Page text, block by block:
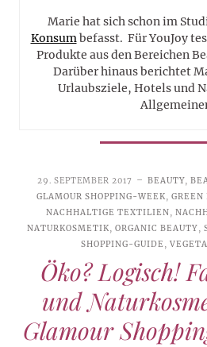
Marie hat sich schon im
Konsumbefasst. Für YouJoy
Produkte aus den Bereichen
Darüber hinaus berichtet
Urlaubsziele, Hotels und
29. SEPTEMBER 2017 BEAUTY,
GLAMOUR SHOPPING-WEEK, GREEN
NACHHALTIGE TEXTILIEN,
NATURKOSMETIK,ORGANIC BEAUTY,
SHOPPING-GUIDE,
Öko? Logisch!
und
Glamour